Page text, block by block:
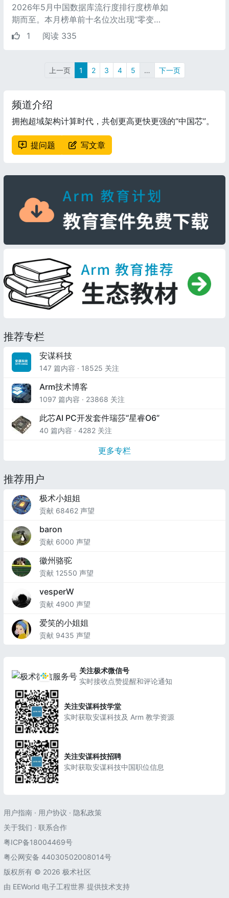
2026年5月中国数据库流行度排行度榜单如
期而至。本月榜单前十名位次出现“零变
化”，背后却是数据指标的不断攀升，一方
1 阅读 335
上一页 1 2 3 4 5 … 下一页
频道介绍
拥抱超域架构计算时代，共创更高更快更强的“中国芯”。
提问题 写文章
推荐专栏
安谋科技
147 篇内容 · 18525 关注
Arm技术博客
1097 篇内容 · 23868 关注
此芯AI PC开发套件瑞莎“星睿O6”
40 篇内容 · 4282 关注
更多专栏
推荐用户
极术小姐姐
贡献 68462 声望
baron
贡献 6000 声望
徽州骆驼
贡献 12550 声望
vesperW
贡献 4900 声望
爱笑的小姐姐
贡献 9435 声望
关注极术微信号
实时接收点赞提醒和评论通知
关注安谋科技学堂
实时获取安谋科技及 Arm 教学资源
关注安谋科技招聘
实时获取安谋科技中国职位信息
用户指南 · 用户协议 · 隐私政策
关于我们 · 联系合作
粤ICP备18004469号
粤公网安备 44030502008014号
版权所有 © 2026 极术社区
由 EEWorld 电子工程世界 提供技术支持